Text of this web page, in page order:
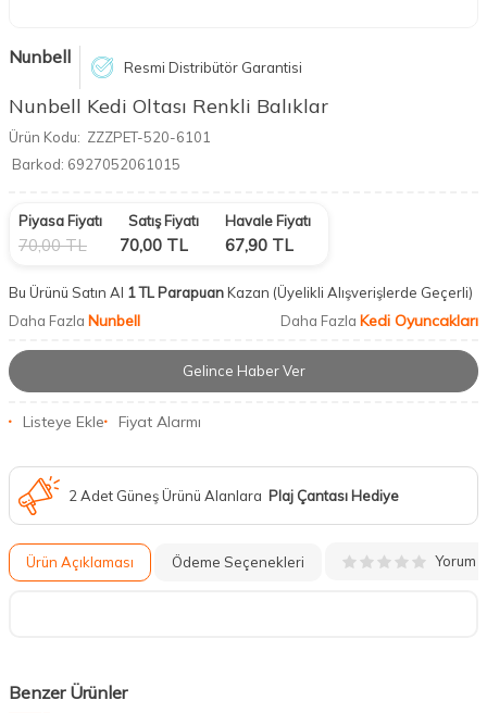
Nunbell Resmi Distribütör Garantisi
Nunbell Kedi Oltası Renkli Balıklar
Ürün Kodu: ZZZPET-520-6101
Barkod: 6927052061015
Piyasa Fiyatı
70,00TL
Satış Fiyatı
70,00 TL
Havale Fiyatı
67,90 TL
Bu Ürünü Satın Al 1 TL ParapuanKazan (Üyelikli Alışverişlerde Geçerli)
Daha Fazla Nunbell Daha Fazla Kedi Oyuncakları
Gelince Haber Ver
Listeye Ekle Fiyat Alarmı
2 Adet Güneş Ürünü Alanlara Plaj Çantası Hediye
Ürün Açıklaması Ödeme Seçenekleri Yorum
Benzer Ürünler